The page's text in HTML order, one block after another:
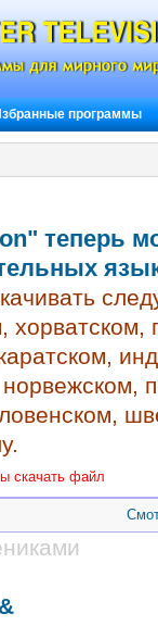
программы
теперь
хорватском,
скачать файл